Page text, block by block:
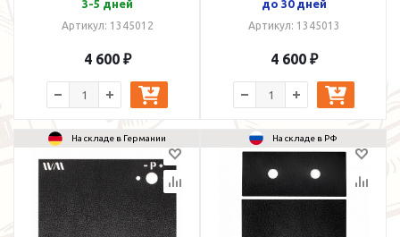
3-5 дней
Артикул: 1345012
4 600 ₽
до 30 дней
Артикул: 1345013
4 600 ₽
На складе в Германии На складе в РФ